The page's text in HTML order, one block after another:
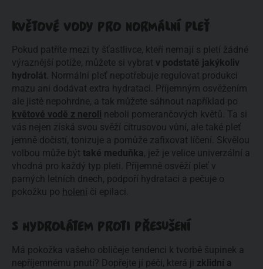
KVĚTOVÉ VODY PRO NORMÁLNÍ PLEŤ
Pokud patříte mezi ty šťastlivce, kteří nemají s pletí žádné
výraznější potíže, můžete si vybrat v podstatě jakýkoliv
hydrolát . Normální pleť nepotřebuje regulovat produkci
mazu ani dodávat extra hydrataci. Příjemným osvěžením
ale jistě nepohrdne, a tak můžete sáhnout například po
květové vodě z neroli neboli pomerančových květů. Ta si
vás nejen získá svou svěží citrusovou vůní, ale také pleť
jemně dočistí, tonizuje a pomůže zafixovat líčení. Skvělou
volbou může být také meduňka, jež je velice univerzální a
vhodná pro každý typ pleti. Příjemně osvěží pleť v
parných letních dnech, podpoří hydrataci a pečuje o
pokožku po holení či epilaci.
S HYDROLÁTEM PROTI PŘESUŠENÍ
Má pokožka vašeho obličeje tendenci k tvorbě šupinek a
nepříjemnému pnutí? Dopřejte jí péči, která ji zklidní a